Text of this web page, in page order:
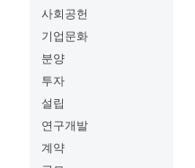
사회공헌
기업문화
분양
투자
설립
연구개발
계약